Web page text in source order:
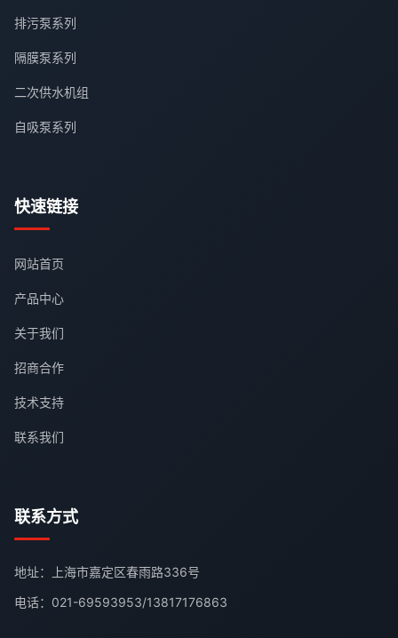
排污泵系列
隔膜泵系列
二次供水机组
自吸泵系列
快速链接
网站首页
产品中心
关于我们
招商合作
技术支持
联系我们
联系方式
地址：上海市嘉定区春雨路336号
电话： 021-69593953/13817176863